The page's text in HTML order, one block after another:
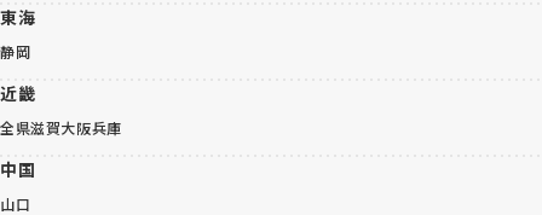
東海
静岡
近畿
全県滋賀大阪兵庫
中国
山口